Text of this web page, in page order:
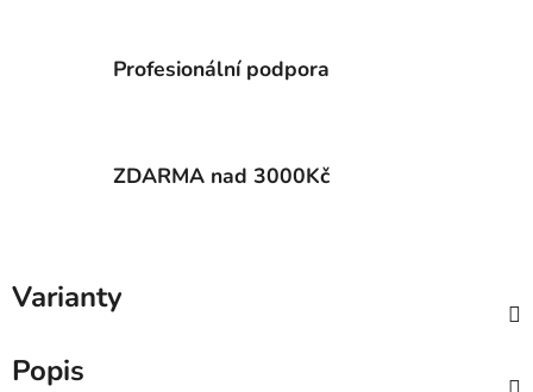
Profesionální podpora
ZDARMA nad 3000Kč
Varianty
Popis